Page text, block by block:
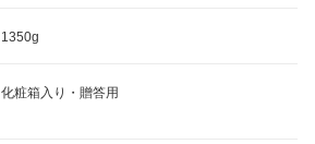
1350g
化粧箱入り・贈答用